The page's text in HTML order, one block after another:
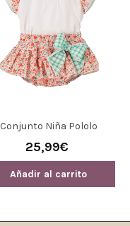
Conjunto Niña Pololo
Prunela De Calamaro
25,99€
Añadir al carrito